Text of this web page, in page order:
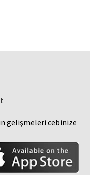
gelişmeleri cebinize